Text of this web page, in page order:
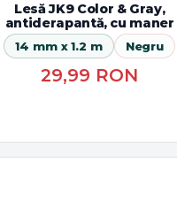
Lesă JK9 Color & Gray,
antiderapantă, cu maner
14 mm x 1.2 m Negru
29,99 RON